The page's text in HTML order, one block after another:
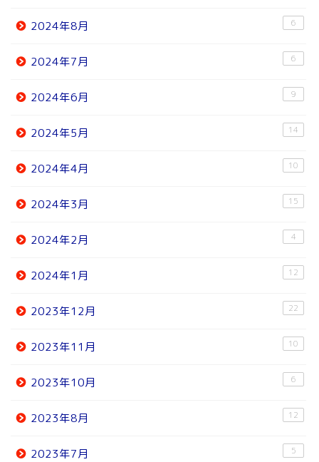
2024年8月 6
2024年7月 6
2024年6月 9
2024年5月 14
2024年4月 10
2024年3月 15
2024年2月 4
2024年1月 12
2023年12月 22
2023年11月 10
2023年10月 6
2023年8月 12
2023年7月 5